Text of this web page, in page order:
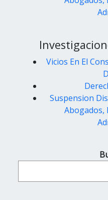
Vicios En El
Suspension
Abogados,